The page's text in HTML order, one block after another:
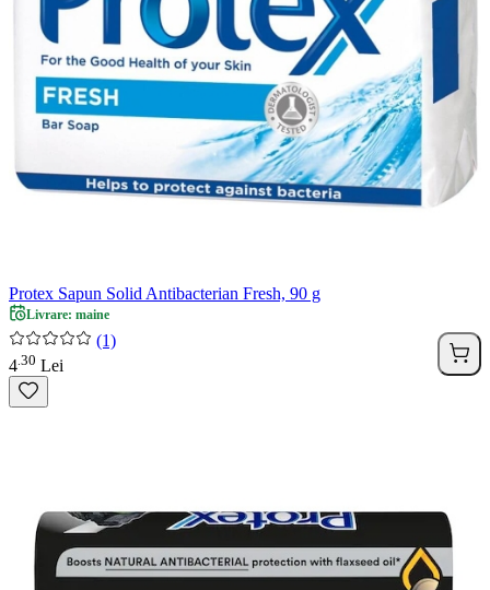
Protex Sapun Solid Antibacterian Fresh, 90 g
Livrare: maine
(1)
4 30 Lei